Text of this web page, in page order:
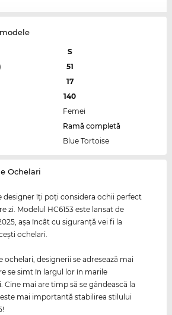
S
51
17
140
Femei
Ramă completă
Blue Tortoise
Ochelari
designer îţi poţi considera ochii perfect
zi. Modelul HC6153 este lansat de
aşa încât cu siguranţă vei fi la
ochelari.
ochelari, designerii se adresează mai
se simt în largul lor în marile
mai are timp să se gândească la
mai importantă stabilirea stilului